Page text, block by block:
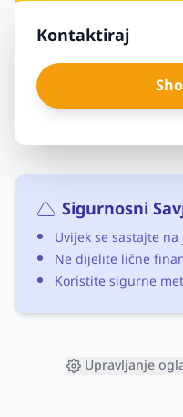
Kontaktiraj
Sigurnosni
Uvijek se sastajte
Ne dijelite lične
Koristite sigurne
Upravljanje